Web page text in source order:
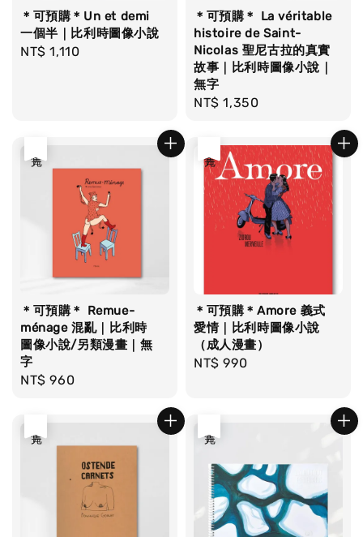
＊可預購＊Un et demi
一個半｜比利時圖像小說
Regular
NT$ 1,110
＊可預購＊ La véritable
histoire de Saint-
Nicolas 聖尼古拉的真實
故事｜比利時圖像小說｜
無字
Regular
NT$ 1,350
＊可預購＊ Remue-
ménage 混亂｜比利時
圖像小說/另類漫畫｜無
字
Regular
NT$ 960
＊可預購＊Amore 義式
愛情｜比利時圖像小說
（成人漫畫）
Regular
NT$ 990